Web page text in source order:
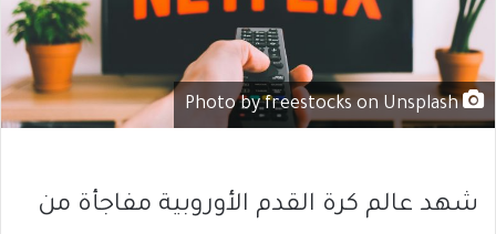
Photo by freestocks on Unsplash
شهد عالم كرة القدم الأوروبية مفاجأة من